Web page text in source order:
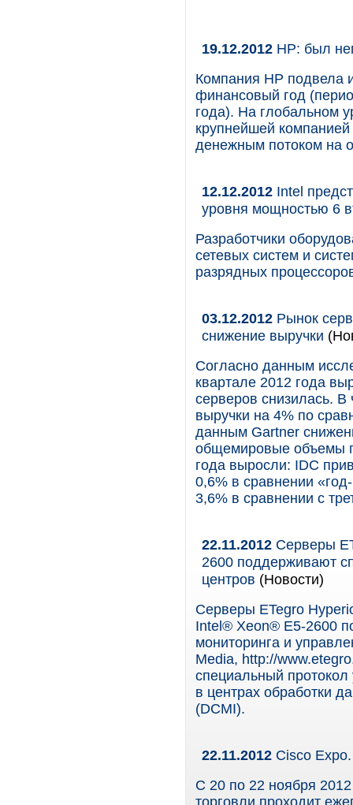
19.12.2012 HP: был
Компания HP подвела
финансовый год
года). На глобальном
крупнейшей
денежным потоком на
12.12.2012 Intel
уровня мощностью 6
Разработчики
сетевых систем и
разрядных
03.12.2012 Рынок
снижение выручки
Согласно данным
квартале 2012 года
серверов снизилась. В
выручки на 4% по
данным Gartner
общемировые объемы
года выросли: IDC
0,6% в сравнении
3,6% в сравнении с
22.11.2012 Серверы
2600 поддерживают
центров (Новости)
Серверы ETegro
Intel® Xeon® E5-2600
мониторинга и
Media, http://
специальный
в центрах обработки
(DCMI).
22.11.2012 Cisco
С 20 по 22 ноября
торговли проходит